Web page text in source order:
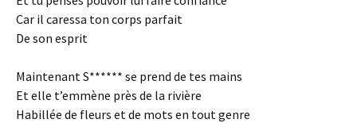
Car il caressa ton corps parfait
De son esprit
Maintenant S****** se prend de tes mains
Et elle t’emmène près de la rivière
Habillée de fleurs et de mots en tout genre